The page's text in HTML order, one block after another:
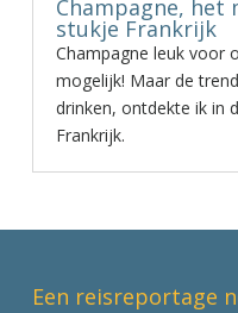
Champagne, het
stukje Frankrijk
Champagne leuk voor
mogelijk! Maar de
drinken, ontdekte ik in
Frankrijk.
Een reisreportage